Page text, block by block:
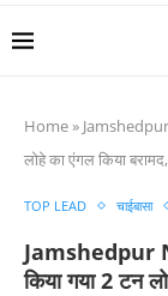
Home» Jamshedpur
लोहे का एंगल किया
TOP LEAD चाईबासा
Jamshedpur
किया गया 2 टन